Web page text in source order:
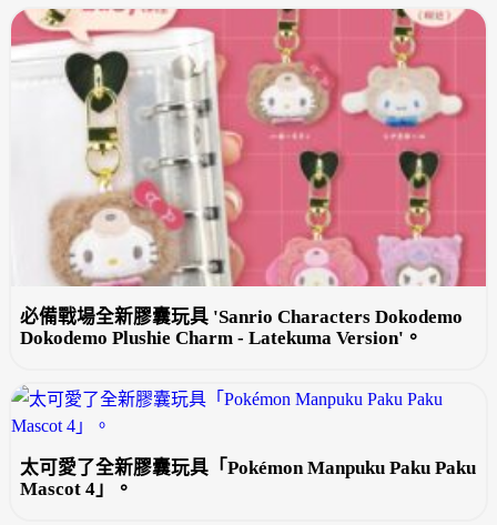
必備戰場全新膠囊玩具 'Sanrio Characters Dokodemo
Dokodemo Plushie Charm - Latekuma Version'。
太可愛了全新膠囊玩具「Pokémon Manpuku Paku Paku
Mascot 4」。